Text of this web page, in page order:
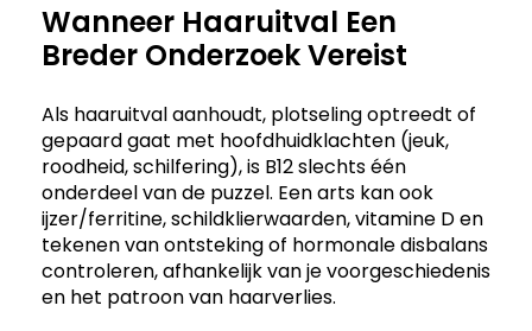
Wanneer Haaruitval Een
Breder Onderzoek Vereist
Als haaruitval aanhoudt, plotseling optreedt of
gepaard gaat met hoofdhuidklachten (jeuk,
roodheid, schilfering), is B12 slechts één
onderdeel van de puzzel. Een arts kan ook
ijzer/ferritine, schildklierwaarden, vitamine D en
tekenen van ontsteking of hormonale disbalans
controleren, afhankelijk van je voorgeschiedenis
en het patroon van haarverlies.